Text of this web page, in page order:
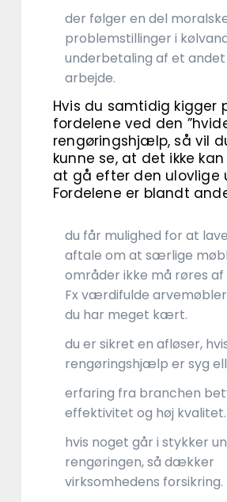
der følger en del
problemstillinger i
underbetaling af et
arbejde.
Hvis du samtidig kigger
fordelene ved den
rengøringshjælp, så vil
kunne se, at det ikke
at gå efter den ulovlige
Fordelene er blandt
du får mulighed for at
aftale om at særlige
områder ikke må røres
Fx værdifulde
du har meget kært.
du er sikret en afløser,
rengøringshjælp er syg
erfaring fra branchen
effektivitet og høj kvalitet.
hvis noget går i stykker
rengøringen, så dækker
virksomhedens forsikring.